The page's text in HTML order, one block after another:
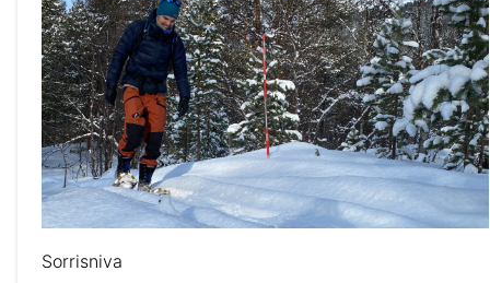
Sorrisniva